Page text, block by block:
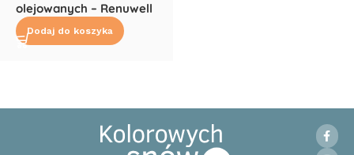
olejowanych – Renuwell
Dodaj do koszyka